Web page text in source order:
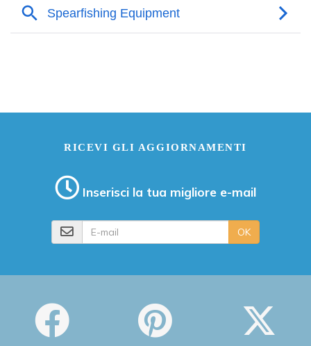
RICEVI GLI AGGIORNAMENTI
Inserisci la tua migliore e-mail
OK